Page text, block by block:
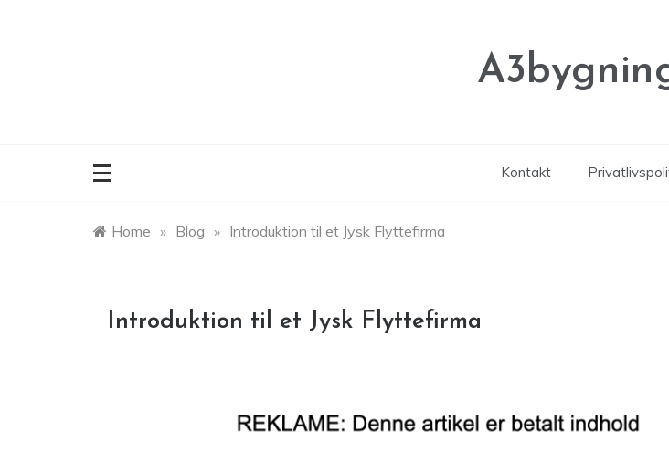
Kontakt
Home » Blog » Introduktion til et Jysk Flyttefirma
Introduktion til et Jysk Flyttefirma